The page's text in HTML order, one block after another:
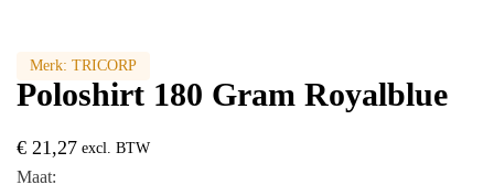
Merk: TRICORP
Poloshirt 180 Gram Royalblue
€ 21,27 excl. BTW
Maat: